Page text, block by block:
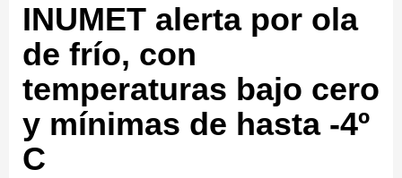
INUMET alerta por ola
de frío, con
temperaturas bajo cero
y mínimas de hasta -4º
C